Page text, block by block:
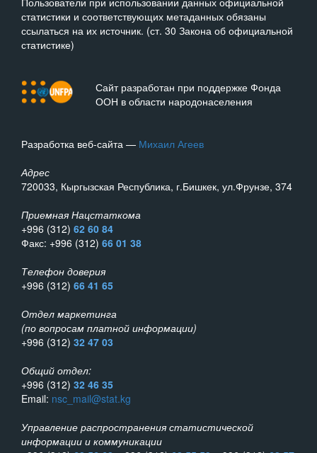
статистики и соответствующих метаданных обязаны
ссылаться на их источник. (ст. 30 Закона об официальной
статистике)
Сайт разработан при поддержке Фонда
ООН в области народонаселения
Разработка веб-сайта — Михаил Агеев
Адрес
720033, Кыргызская Республика, г.Бишкек, ул.Фрунзе, 374
Приемная Нацстаткома
+996 (312) 62 60 84
Факс: +996 (312) 66 01 38
Телефон доверия
+996 (312) 66 41 65
Отдел маркетинга
(по вопросам платной информации)
+996 (312) 32 47 03
Общий отдел:
+996 (312) 32 46 35
Email: nsc_mail@stat.kg
Управление распространения статистической
информации и коммуникации